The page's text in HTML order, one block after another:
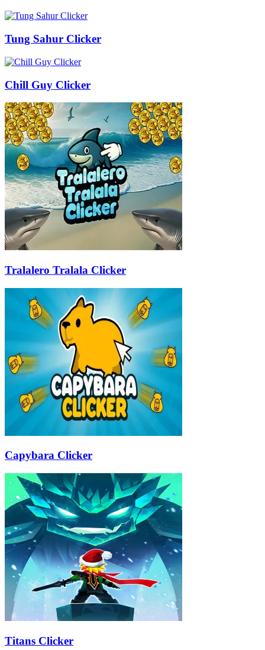
Tung Sahur Clicker
Chill Guy Clicker
Tralalero Tralala Clicker
Capybara Clicker
Titans Clicker